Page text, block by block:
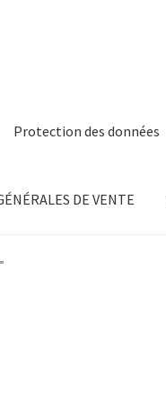
Protection des données
DE VENTE